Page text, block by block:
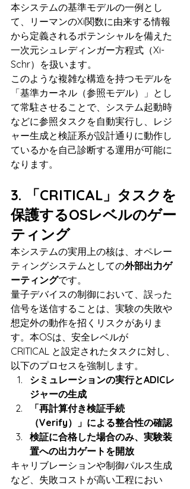
本システムの基準モデルの一例とし
て、リーマンのXi関数に由来する情報
から定義されるポテンシャルを備えた
一次元シュレディンガー方程式（Xi-
Schr）を扱います。
このような複雑な構造を持つモデルを
「基準カーネル（参照モデル）」とし
て常駐させることで、システム起動時
などに参照タスクを自動実行し、レジ
ャー生成と検証系が設計通りに動作し
ているかを自己診断する運用が可能に
なります。
3. 「CRITICAL」タスクを
保護するOSレベルのゲー
ティング
本システムの実用上の核は、オペレー
ティングシステムとしての外部出力ゲ
ーティングです。
量子デバイスの制御において、誤った
信号を送信することは、実験の失敗や
想定外の動作を招くリスクがありま
す。本OSは、安全レベルが
CRITICAL と設定されたタスクに対し、
以下のプロセスを強制します。
シミュレーションの実行とADICレ
ジャーの生成
「再計算付き検証手続
（Verify）」による整合性の確認
検証に合格した場合のみ、実験装
置への出力ゲートを開放
キャリブレーションや制御パルス生成
など、失敗コストが高い工程におい